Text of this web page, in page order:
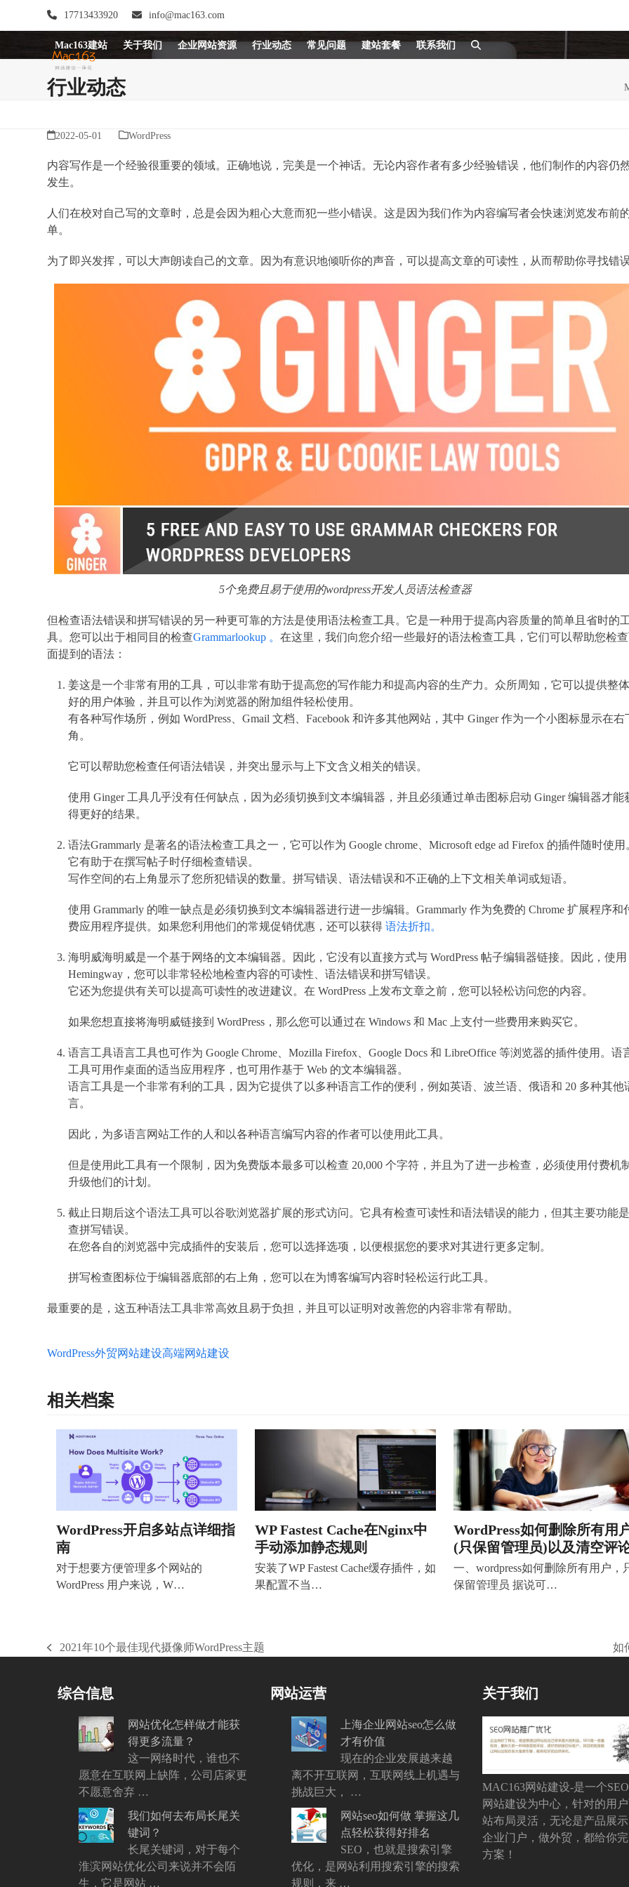
17713433920 info@mac163.com
Mac163建站 关于我们 企业网站资源 行业动态 常见问题 建站套餐 联系我们
行业动态
2022-05-01 WordPress
内容写作是一个经验很重要的领域。正确地说，完美是一个神话。无论内容作者有多少经验错误，他们制作的内容仍
发生。
人们在校对自己写的文章时，总是会因为粗心大意而犯一些小错误。这是因为我们作为内容编写者会快速浏览发布前
单。
为了即兴发挥，可以大声朗读自己的文章。因为有意识地倾听你的声音，可以提高文章的可读性，从而帮助你寻找错误
5个免费且易于使用的wordpress开发人员语法检查器
但检查语法错误和拼写错误的另一种更可靠的方法是使用语法检查工具。它是一种用于提高内容质量的简单且省时的工
具。您可以出于相同目的检查Grammarlookup 。在这里，我们向您介绍一些最好的语法检查工具，它们可以帮助您检
面提到的语法：
姜这是一个非常有用的工具，可以非常有助于提高您的写作能力和提高内容的生产力。众所周知，它可以提供整
好的用户体验，并且可以作为浏览器的附加组件轻松使用。
有各种写作场所，例如 WordPress、Gmail 文档、Facebook 和许多其他网站，其中 Ginger 作为一个小图标显示在右
角。
它可以帮助您检查任何语法错误，并突出显示与上下文含义相关的错误。
使用 Ginger 工具几乎没有任何缺点，因为必须切换到文本编辑器，并且必须通过单击图标启动 Ginger 编辑器才能
得更好的结果。
语法Grammarly 是著名的语法检查工具之一，它可以作为 Google chrome、Microsoft edge ad Firefox 的插件随时使用
它有助于在撰写帖子时仔细检查错误。
写作空间的右上角显示了您所犯错误的数量。拼写错误、语法错误和不正确的上下文相关单词或短语。
使用 Grammarly 的唯一缺点是必须切换到文本编辑器进行进一步编辑。Grammarly 作为免费的 Chrome 扩展程序和
费应用程序提供。如果您利用他们的常规促销优惠，还可以获得语法折扣。
海明威海明威是一个基于网络的文本编辑器。因此，它没有以直接方式与 WordPress 帖子编辑器链接。因此，使用
Hemingway，您可以非常轻松地检查内容的可读性、语法错误和拼写错误。
它还为您提供有关可以提高可读性的改进建议。在 WordPress 上发布文章之前，您可以轻松访问您的内容。
如果您想直接将海明威链接到 WordPress，那么您可以通过在 Windows 和 Mac 上支付一些费用来购买它。
语言工具语言工具也可作为 Google Chrome、Mozilla Firefox、Google Docs 和 LibreOffice 等浏览器的插件使用。语
工具可用作桌面的适当应用程序，也可用作基于 Web 的文本编辑器。
语言工具是一个非常有利的工具，因为它提供了以多种语言工作的便利，例如英语、波兰语、俄语和 20 多种其他
言。
因此，为多语言网站工作的人和以各种语言编写内容的作者可以使用此工具。
但是使用此工具有一个限制，因为免费版本最多可以检查 20,000 个字符，并且为了进一步检查，必须使用付费机制
升级他们的计划。
截止日期后这个语法工具可以谷歌浏览器扩展的形式访问。它具有检查可读性和语法错误的能力，但其主要功能
查拼写错误。
在您各自的浏览器中完成插件的安装后，您可以选择选项，以便根据您的要求对其进行更多定制。
拼写检查图标位于编辑器底部的右上角，您可以在为博客编写内容时轻松运行此工具。
最重要的是，这五种语法工具非常高效且易于负担，并且可以证明对改善您的内容非常有帮助。
WordPress外贸网站建设高端网站建设
相关档案
WordPress开启多站点详细指
南
对于想要方便管理多个网站的
WordPress 用户来说，W…
WP Fastest Cache在Nginx中
手动添加静态规则
安装了WP Fastest Cache缓存插件，如
果配置不当…
WordPress如何删除所有用
(只保留管理员)以及清空评
一、wordpress如何删除所有用户，
保留管理员 据说可…
上
2021年10个最佳现代摄像师WordPress主题
下
章:
如
综合信息
网站优化怎样做才能获
得更多流量？
这一网络时代，谁也不
愿意在互联网上缺阵，公司店家更
不愿意舍弃 …
我们如何去布局长尾关
键词？
长尾关键词，对于每个
淮滨网站优化公司来说并不会陌
生，它是网站 …
网站运营
上海企业网站seo怎么做
才有价值
现在的企业发展越来越
离不开互联网，互联网线上机遇与
挑战巨大， …
网站seo如何做 掌握这几
点轻松获得好排名
SEO，也就是搜索引擎
优化，是网站利用搜索引擎的搜索
规则，来 …
关于我们
MAC163网站建设-是一个
网站建设为中心，针对的用
站布局灵活，无论是产品展
企业门户，做外贸，都给你
方案！